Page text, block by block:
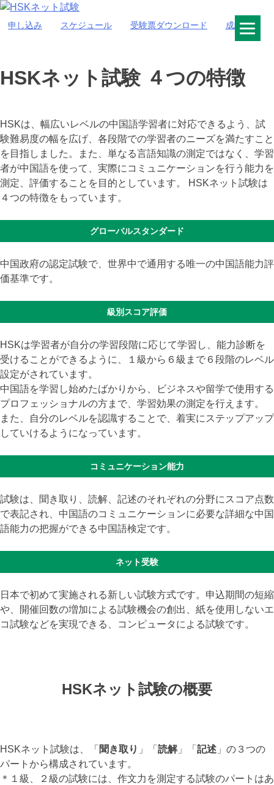
Skip
HSKネット試験
申し込み スケジュール 受験票ダウンロード 成績照会
HSKネット試験 ４つの特徴
HSKは、幅広いレベルの中国語学習者に対応できるよう、試
験難易度の幅を広げ、各段階での学習者のニーズを満たすこと
を目指しました。また、単なる言語知識の測定ではなく、学習
者が中国語を使って、実際にコミュニケーションを行う能力を
測定、評価することを目的としています。 HSKネット試験は
４つの特徴をもっています。
グローバルスタンダード
中国政府の認定試験で、世界中で通用する唯一の中国語能力評
価基準です。
級別スコア評価
HSKは学習者が自分の学習段階に応じて学習し、能力診断を
受けることができるように、１級から６級まで６段階のレベル
設定がされています。
中国語を学習し始めたばかりから、ビジネスや留学で使用する
プロフェッショナルの方まで、学習効果の測定を行えます。
また、自分のレベルを認識することで、着実にステップアップ
していけるようになっています。
コミュニケーション能力
試験は、聞き取り、読解、記述のそれぞれの分野にスコア点数
で表記され、中国語のコミュニケーションに必要な詳細な中国
語能力の把握ができる中国語検定です。
ネット受験
日本で初めて実施される新しい試験方式です。申込期間の短縮
や、開催回数の増加による試験機会の創出、紙を使用しないエ
コ試験などを実現できる、コンピュータによる試験です。
HSKネット試験の概要
HSKネット試験は、「 聞き取り 」「 読解」「 記述 」の３つの
パートから構成されています。
＊１級、２級の試験には、作文力を測定する試験のパートはあ